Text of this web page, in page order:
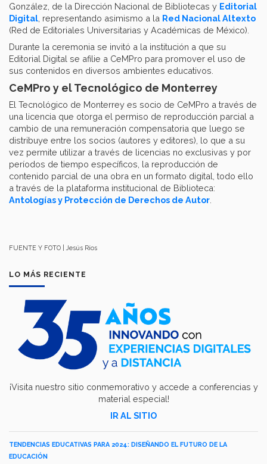
González, de la Dirección Nacional de Bibliotecas y Editorial
Digital , representando asimismo a la Red Nacional Altexto
(Red de Editoriales Universitarias y Académicas de México).
Durante la ceremonia se invitó a la institución a que su
Editorial Digital se afilie a CeMPro para promover el uso de
sus contenidos en diversos ambientes educativos.
CeMPro y el Tecnológico de Monterrey
El Tecnológico de Monterrey es socio de CeMPro a través de
una licencia que otorga el permiso de reproducción parcial a
cambio de una remuneración compensatoria que luego se
distribuye entre los socios (autores y editores), lo que a su
vez permite utilizar a través de licencias no exclusivas y por
períodos de tiempo específicos, la reproducción de
contenido parcial de una obra en un formato digital, todo ello
a través de la plataforma institucional de Biblioteca:
Antologías y Protección de Derechos de Autor
FUENTE Y FOTO | Jesús Ríos
LO MÁS RECIENTE
¡Visita nuestro sitio conmemorativo y accede a conferencias y
material especial!
IR AL SITIO
TENDENCIAS EDUCATIVAS PARA 2024: DISEÑANDO EL FUTURO DE LA
EDUCACIÓN